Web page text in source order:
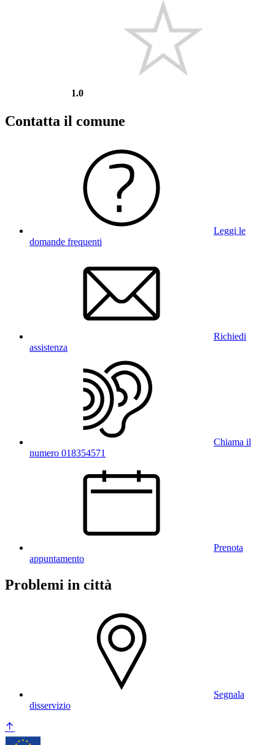
1.0
Contatta il comune
Leggi le
domande frequenti
Richiedi
assistenza
Chiama il
numero 018354571
Prenota
appuntamento
Problemi in città
Segnala
disservizio